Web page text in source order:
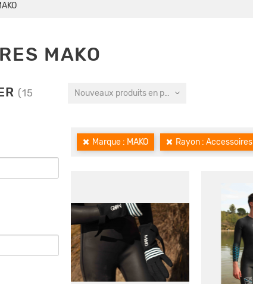
MAKO
(15
Nouveaux produits en premier
Marque : MAKO Rayon : Accessoires